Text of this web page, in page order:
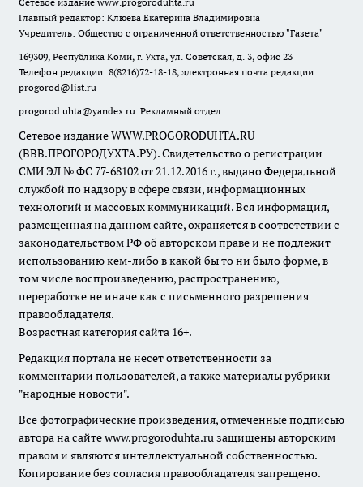
Главный редактор: Клюева Екатерина Владимировна
Учредитель: Общество с ограниченной ответственностью "Газета"
169309, Республика Коми, г. Ухта, ул. Советская, д. 3, офис 23
Телефон редакции: 8(8216)72-18-18, электронная почта редакции:
progorod@list.ru
progorod.uhta@yandex.ru Рекламный отдел
Сетевое издание WWW.PROGORODUHTA.RU
(ВВВ.ПРОГОРОДУХТА.РУ). Свидетельство о регистрации
СМИ ЭЛ № ФС 77-68102 от 21.12.2016 г., выдано Федеральной
службой по надзору в сфере связи, информационных
технологий и массовых коммуникаций. Вся информация,
размещенная на данном сайте, охраняется в соответствии с
законодательством РФ об авторском праве и не подлежит
использованию кем-либо в какой бы то ни было форме, в
том числе воспроизведению, распространению,
переработке не иначе как с письменного разрешения
правообладателя.
Возрастная категория сайта 16+.
Редакция портала не несет ответственности за
комментарии пользователей, а также материалы рубрики
"народные новости".
Все фотографические произведения, отмеченные подписью
автора на сайте www.progoroduhta.ru защищены авторским
правом и являются интеллектуальной собственностью.
Копирование без согласия правообладателя запрещено.